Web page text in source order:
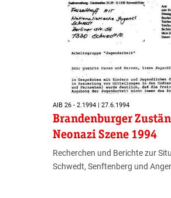
AIB 26 - 2.1994 | 27.6.1994
Brandenburger
Neonazi Szene 1994
Recherchen und Berichte zur
Schwedt, Senftenberg und